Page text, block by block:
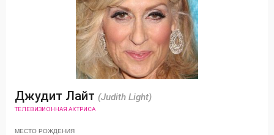
Джудит Лайт (Judith Light)
ТЕЛЕВИЗИОННАЯ АКТРИСА
МЕСТО РОЖДЕНИЯ